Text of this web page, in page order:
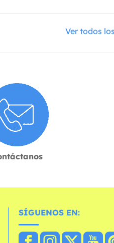
Ver todos
SÍGUENOS EN: